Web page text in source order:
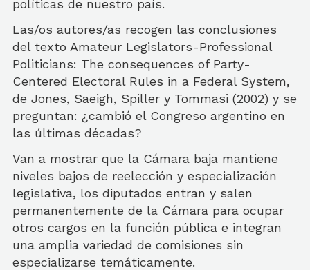
políticas de nuestro país.
Las/os autores/as recogen las conclusiones
del texto Amateur Legislators-Professional
Politicians: The consequences of Party-
Centered Electoral Rules in a Federal System,
de Jones, Saeigh, Spiller y Tommasi (2002) y se
preguntan: ¿cambió el Congreso argentino en
las últimas décadas?
Van a mostrar que la Cámara baja mantiene
niveles bajos de reelección y especialización
legislativa, los diputados entran y salen
permanentemente de la Cámara para ocupar
otros cargos en la función pública e integran
una amplia variedad de comisiones sin
especializarse temáticamente.